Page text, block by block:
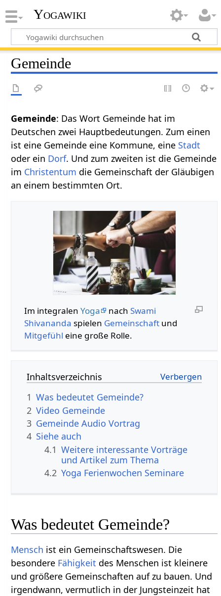
Yogawiki
Gemeinde
Gemeinde: Das Wort Gemeinde hat im
Deutschen zwei Hauptbedeutungen. Zum einen
ist eine Gemeinde eine Kommune, eine Stadt
oder ein Dorf. Und zum zweiten ist die Gemeinde
im Christentum die Gemeinschaft der Gläubigen
an einem bestimmten Ort.
Im integralen Yoga nach Swami
Shivananda spielen Gemeinschaftund
Mitgefühl eine große Rolle.
Inhaltsverzeichnis
1 Was bedeutet Gemeinde?
2 Video Gemeinde
3 Gemeinde Audio Vortrag
4 Siehe auch
4.1 Weitere interessante Vorträge
und Artikel zum Thema
4.2 Yoga Ferienwochen Seminare
Was bedeutet Gemeinde?
Mensch ist ein Gemeinschaftswesen. Die
besondere Fähigkeit des Menschen ist kleinere
und größere Gemeinschaften auf zu bauen. Und
irgendwann, vermutlich in der Jungsteinzeit hat